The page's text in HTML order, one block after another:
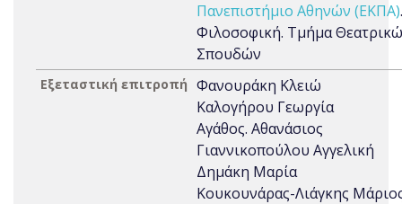
Πανεπιστήμιο Αθηνών (ΕΚΠΑ)
Φιλοσοφική. Τμήμα
Σπουδών
Εξεταστική επιτροπή Φανουράκη Kλειώ
Καλογήρου Γεωργία
Αγάθος. Αθανάσιος
Γιαννικοπούλου Αγγελική
Δημάκη Μαρία
Κουκουνάρας-Λιάγκης